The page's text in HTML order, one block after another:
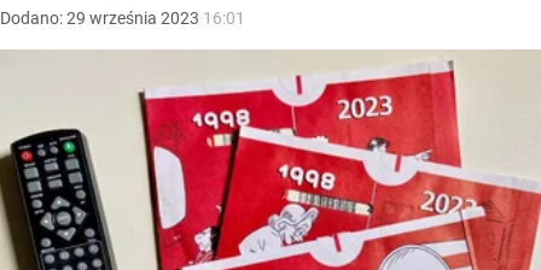
Dodano:29 września 2023 16:01